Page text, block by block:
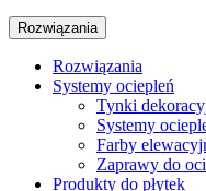
Rozwiązania
Rozwiązania
Systemy ociepleń
Tynki
Systemy
Farby
Zaprawy do
Produkty do płytek